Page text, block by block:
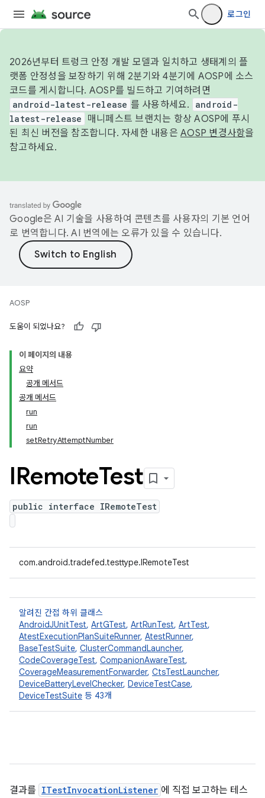
로그인
2026년부터 트렁크 안정 개발 모델과 일치하고 생태계의 플
랫폼 안정성을 보장하기 위해 2분기와 4분기에 AOSP에 소스
코드를 게시합니다. AOSP를 빌드하고 기여하려면
android-latest-release 를 사용하세요.
android-
latest-release
매니페스트 브랜치는 항상 AOSP에 푸시
된 최신 버전을 참조합니다. 자세한 내용은 AOSP 변경사항을
참고하세요.
Google은 AI 기술을 사용하여 콘텐츠를 사용자의 기본 언어
로 번역합니다. AI 번역에는 오류가 있을 수 있습니다.
AOSP
도움이 되었나요?
이 페이지의 내용
요약
공개 메서드
공개 메서드
run
run
setRetryAttemptNumber
IRemoteTest
public interface IRemoteTest
com.android.tradefed.testtype.IRemoteTest
알려진 간접 하위 클래스
AndroidJUnitTest, ArtGTest, ArtRunTest, ArtTest,
AtestExecutionPlanSuiteRunner, AtestRunner,
BaseTestSuite, ClusterCommandLauncher,
CodeCoverageTest, CompanionAwareTest,
CoverageMeasurementForwarder, CtsTestLauncher,
DeviceBatteryLevelChecker, DeviceTestCase,
DeviceTestSuite 등 43개
결과를 ITestInvocationListener 에 직접 보고하는 테스